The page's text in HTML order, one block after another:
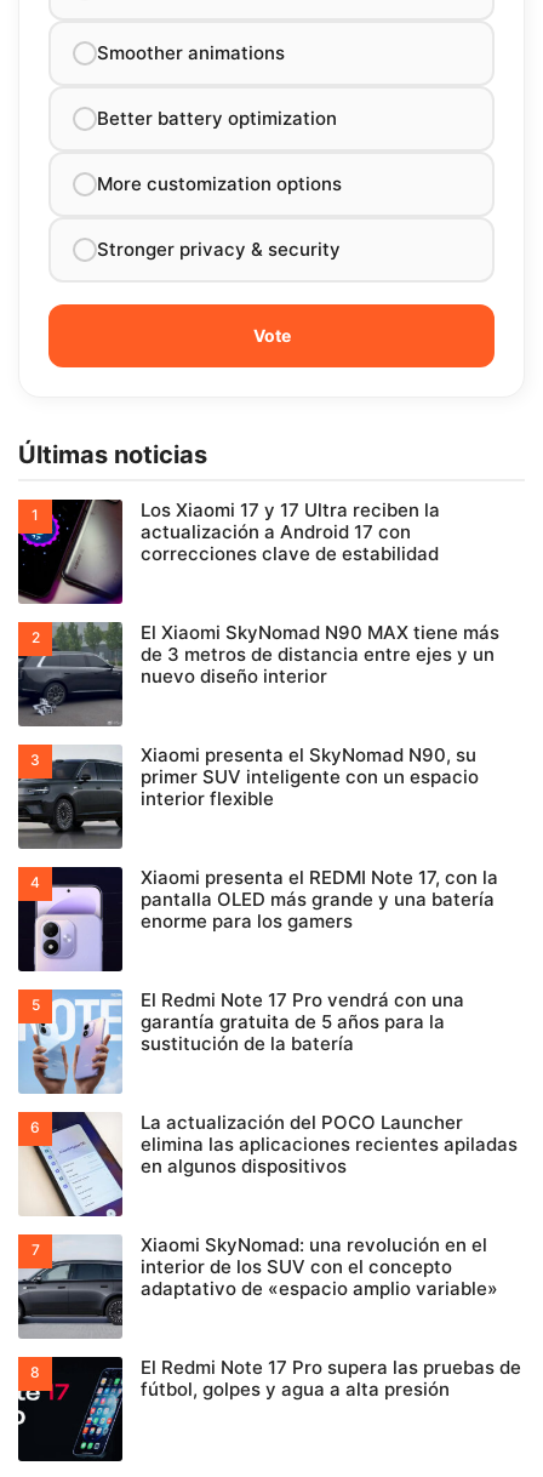
Smoother animations
Better battery optimization
More customization options
Stronger privacy & security
Últimas noticias
Los Xiaomi 17 y 17 Ultra reciben la
actualización a Android 17 con
correcciones clave de estabilidad
El Xiaomi SkyNomad N90 MAX tiene más
de 3 metros de distancia entre ejes y un
nuevo diseño interior
Xiaomi presenta el SkyNomad N90, su
primer SUV inteligente con un espacio
interior flexible
Xiaomi presenta el REDMI Note 17, con la
pantalla OLED más grande y una batería
enorme para los gamers
El Redmi Note 17 Pro vendrá con una
garantía gratuita de 5 años para la
sustitución de la batería
La actualización del POCO Launcher
elimina las aplicaciones recientes apiladas
en algunos dispositivos
Xiaomi SkyNomad: una revolución en el
interior de los SUV con el concepto
adaptativo de «espacio amplio variable»
El Redmi Note 17 Pro supera las pruebas de
fútbol, golpes y agua a alta presión